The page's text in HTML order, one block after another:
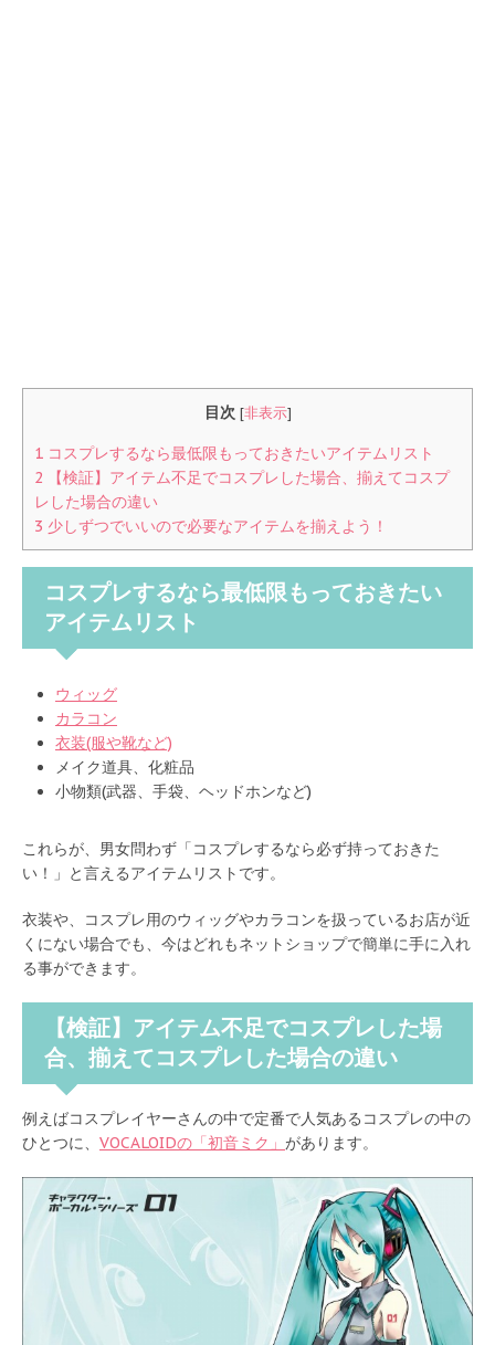
目次 [非表示]
1 コスプレするなら最低限もっておきたいアイテムリスト
2 【検証】アイテム不足でコスプレした場合、揃えてコスプ
レした場合の違い
3 少しずつでいいので必要なアイテムを揃えよう！
コスプレするなら最低限もっておきたい
アイテムリスト
ウィッグ
カラコン
衣装(服や靴など)
メイク道具、化粧品
小物類(武器、手袋、ヘッドホンなど)
これらが、男女問わず「コスプレするなら必ず持っておきた
い！」と言えるアイテムリストです。
衣装や、コスプレ用のウィッグやカラコンを扱っているお店が近
くにない場合でも、今はどれもネットショップで簡単に手に入れ
る事ができます。
【検証】アイテム不足でコスプレした場
合、揃えてコスプレした場合の違い
例えばコスプレイヤーさんの中で定番で人気あるコスプレの中の
ひとつに、 VOCALOIDの「初音ミク」 があります。